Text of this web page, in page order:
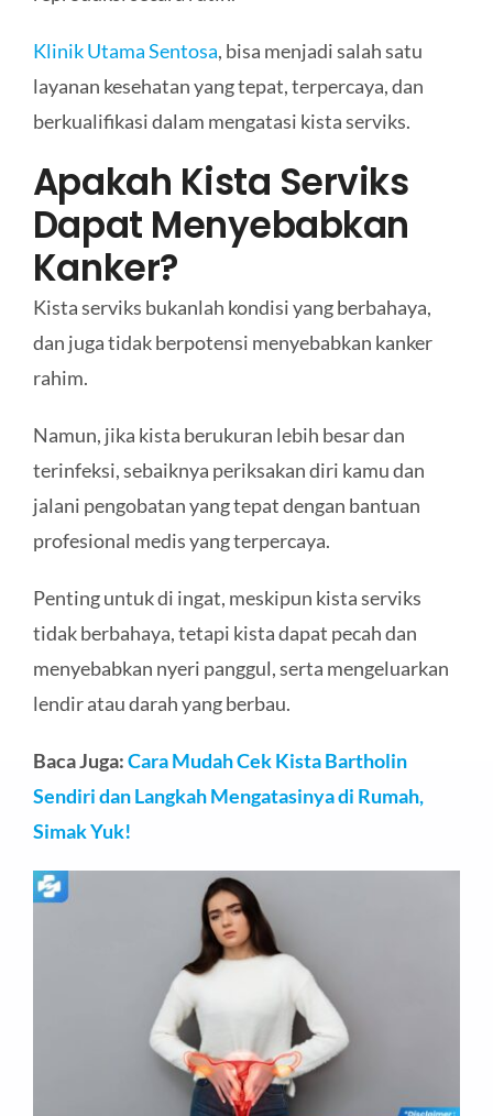
Klinik Utama Sentosa, bisa menjadi salah satu
layanan kesehatan yang tepat, terpercaya, dan
berkualifikasi dalam mengatasi kista serviks.
Apakah Kista Serviks
Dapat Menyebabkan
Kanker?
Kista serviks bukanlah kondisi yang berbahaya,
dan juga tidak berpotensi menyebabkan kanker
rahim.
Namun, jika kista berukuran lebih besar dan
terinfeksi, sebaiknya periksakan diri kamu dan
jalani pengobatan yang tepat dengan bantuan
profesional medis yang terpercaya.
Penting untuk di ingat, meskipun kista serviks
tidak berbahaya, tetapi kista dapat pecah dan
menyebabkan nyeri panggul, serta mengeluarkan
lendir atau darah yang berbau.
Baca Juga:Cara Mudah Cek Kista Bartholin
Sendiri dan Langkah Mengatasinya di Rumah,
Simak Yuk!